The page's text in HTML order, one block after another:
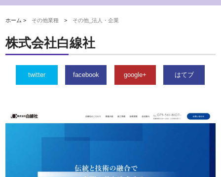
ホーム > その他業種 > その他_法人・企業
株式会社白線社
twitter facebook google+ はてブ